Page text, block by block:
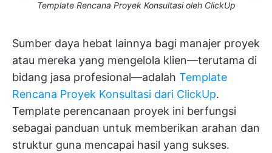
Template Rencana Proyek Konsultasi oleh ClickUp
Sumber daya hebat lainnya bagi manajer proyek
atau mereka yang mengelola klien—terutama di
bidang jasa profesional—adalah Template
Rencana Proyek Konsultasi dari ClickUp.
Template perencanaan proyek ini berfungsi
sebagai panduan untuk memberikan arahan dan
struktur guna mencapai hasil yang sukses.